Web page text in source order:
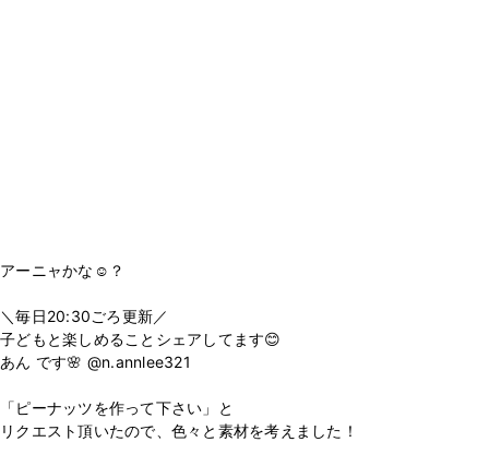
アーニャかな☺️？
＼毎日20:30ごろ更新／
子どもと楽しめることシェアしてます😊
あん です🌸 @n.annlee321
「ピーナッツを作って下さい」と
リクエスト頂いたので、色々と素材を考えました！